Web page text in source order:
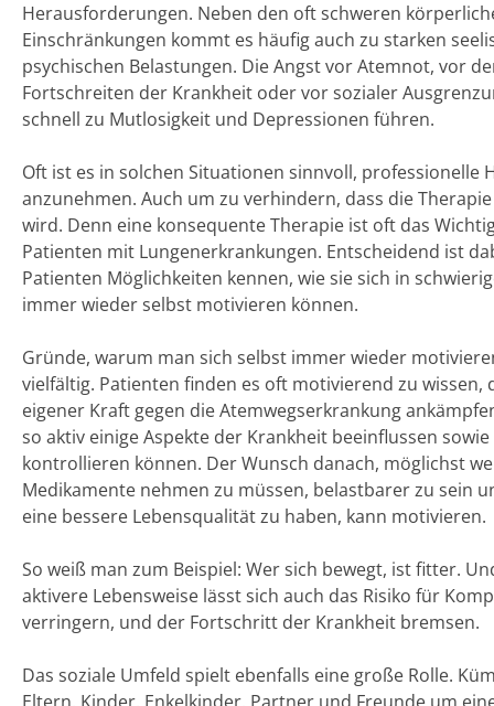
Herausforderungen. Neben den oft schweren
Einschränkungen kommt es häufig auch zu starken
psychischen Belastungen. Die Angst vor Atemnot, vor
Fortschreiten der Krankheit oder vor sozialer
schnell zu Mutlosigkeit und Depressionen führen.
Oft ist es in solchen Situationen sinnvoll, professionelle
anzunehmen. Auch um zu verhindern, dass die
wird. Denn eine konsequente Therapie ist oft das
Patienten mit Lungenerkrankungen. Entscheidend ist
Patienten Möglichkeiten kennen, wie sie sich in
immer wieder selbst motivieren können.
Gründe, warum man sich selbst immer wieder
vielfältig. Patienten finden es oft motivierend zu wissen,
eigener Kraft gegen die Atemwegserkrankung
so aktiv einige Aspekte der Krankheit beeinflussen
kontrollieren können. Der Wunsch danach, möglichst
Medikamente nehmen zu müssen, belastbarer zu sein
eine bessere Lebensqualität zu haben, kann motivieren.
So weiß man zum Beispiel: Wer sich bewegt, ist fitter.
aktivere Lebensweise lässt sich auch das Risiko für
verringern, und der Fortschritt der Krankheit bremsen.
Das soziale Umfeld spielt ebenfalls eine große Rolle.